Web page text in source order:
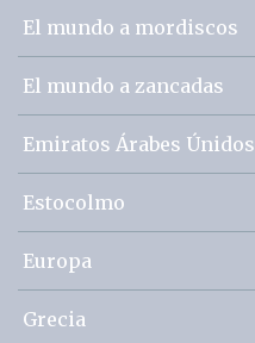
El mundo a mordiscos
El mundo a zancadas
Emiratos Árabes Únidos
Estocolmo
Europa
Grecia